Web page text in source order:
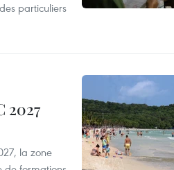
particuliers
2027
la zone